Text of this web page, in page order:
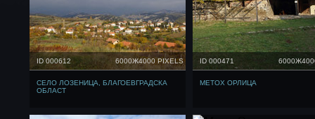
ID 000612 6000Ж4000 PIXELS
СЕЛО ЛОЗЕНИЦА, БЛАГОЕВГРАДСКА
ОБЛАСТ
ID 000471
МЕТОХ ОРЛИЦА